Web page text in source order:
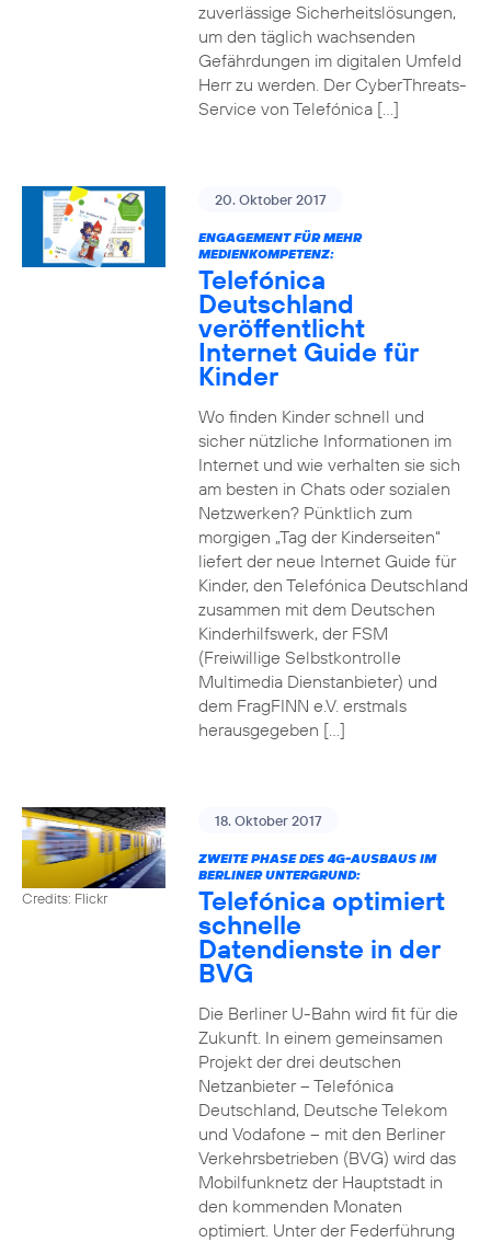
zuverlässige Sicherheitslösungen,
um den täglich wachsenden
Gefährdungen im digitalen Umfeld
Herr zu werden. Der CyberThreats-
Service von Telefónica […]
20. Oktober 2017
ENGAGEMENT FÜR MEHR
MEDIENKOMPETENZ:
Telefónica
Deutschland
veröffentlicht
Internet Guide für
Kinder
Wo finden Kinder schnell und
sicher nützliche Informationen im
Internet und wie verhalten sie sich
am besten in Chats oder sozialen
Netzwerken? Pünktlich zum
morgigen „Tag der Kinderseiten“
liefert der neue Internet Guide für
Kinder, den Telefónica Deutschland
zusammen mit dem Deutschen
Kinderhilfswerk, der FSM
(Freiwillige Selbstkontrolle
Multimedia Dienstanbieter) und
dem FragFINN e.V. erstmals
herausgegeben […]
Credits: Flickr
18. Oktober 2017
ZWEITE PHASE DES 4G-AUSBAUS IM
BERLINER UNTERGRUND:
Telefónica optimiert
schnelle
Datendienste in der
BVG
Die Berliner U-Bahn wird fit für die
Zukunft. In einem gemeinsamen
Projekt der drei deutschen
Netzanbieter – Telefónica
Deutschland, Deutsche Telekom
und Vodafone – mit den Berliner
Verkehrsbetrieben (BVG) wird das
Mobilfunknetz der Hauptstadt in
den kommenden Monaten
optimiert. Unter der Federführung